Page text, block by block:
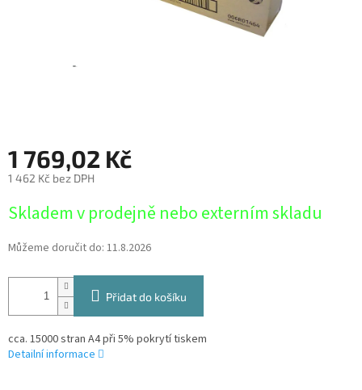
1 769,02 Kč
1 462 Kč bez DPH
cena:
Skladem v prodejně nebo externím skladu
Můžeme doručit do: 11.8.2026
Přidat do košíku
cca. 15000 stran A4 při 5% pokrytí tiskem
Detailní informace